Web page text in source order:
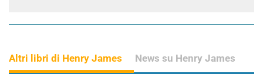
Altri libri di Henry James News su Henry James